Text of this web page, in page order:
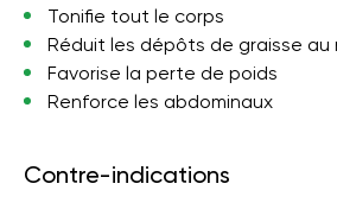
Tonifie tout le corps
Réduit les dépôts de graisse au
Favorise la perte de poids
Renforce les abdominaux
Contre-indications